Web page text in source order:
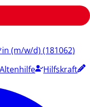
(m/w/d) (181062)
Hilfskraft